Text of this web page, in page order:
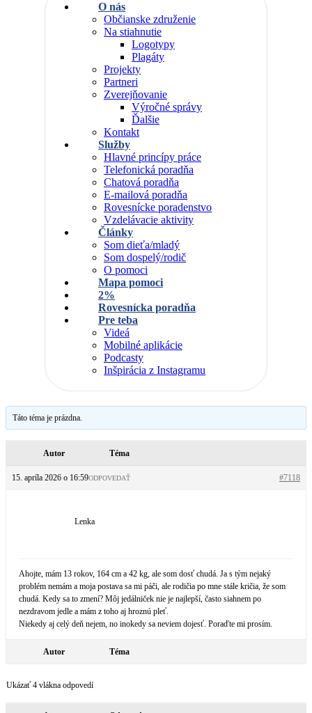
O nás
Občianske združenie
Na stiahnutie
Logotypy
Plagáty
Projekty
Partneri
Zverejňovanie
Výročné správy
Ďalšie
Kontakt
Služby
Hlavné princípy práce
Telefonická poradňa
Chatová poradňa
E-mailová poradňa
Rovesnícke poradenstvo
Vzdelávacie aktivity
Články
Som dieťa/mladý
Som dospelý/rodič
O pomoci
Mapa pomoci
2%
Rovesnícka poradňa
Pre teba
Videá
Mobilné aplikácie
Podcasty
Inšpirácia z Instagramu
Táto téma je prázdna.
Autor Téma
15. apríla 2026 o 16:59 #7118
ODPOVEDAŤ
Lenka
Ahojte, mám 13 rokov, 164 cm a 42 kg, ale som dosť chudá. Ja s tým nejaký
problém nemám a moja postava sa mi páči, ale rodičia po mne stále kričia, že som
chudá. Kedy sa to zmení? Môj jedálniček nie je najlepší, často siahnem po
nezdravom jedle a mám z toho aj hroznú pleť.
Niekedy aj celý deň nejem, no inokedy sa neviem dojesť. Poraďte mi prosím.
Autor Téma
Ukázať 4 vlákna odpovedí